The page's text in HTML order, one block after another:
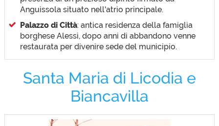
Anguissola situato nell'atrio principale.
Palazzo di Città: antica residenza della famiglia
borghese Alessi, dopo anni di abbandono venne
restaurata per divenire sede del municipio.
Santa Maria di Licodia e
Biancavilla